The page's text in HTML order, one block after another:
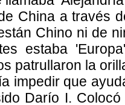
China a través
Chino ni de
estaba
patrullaron la
impedir que
Darío I.